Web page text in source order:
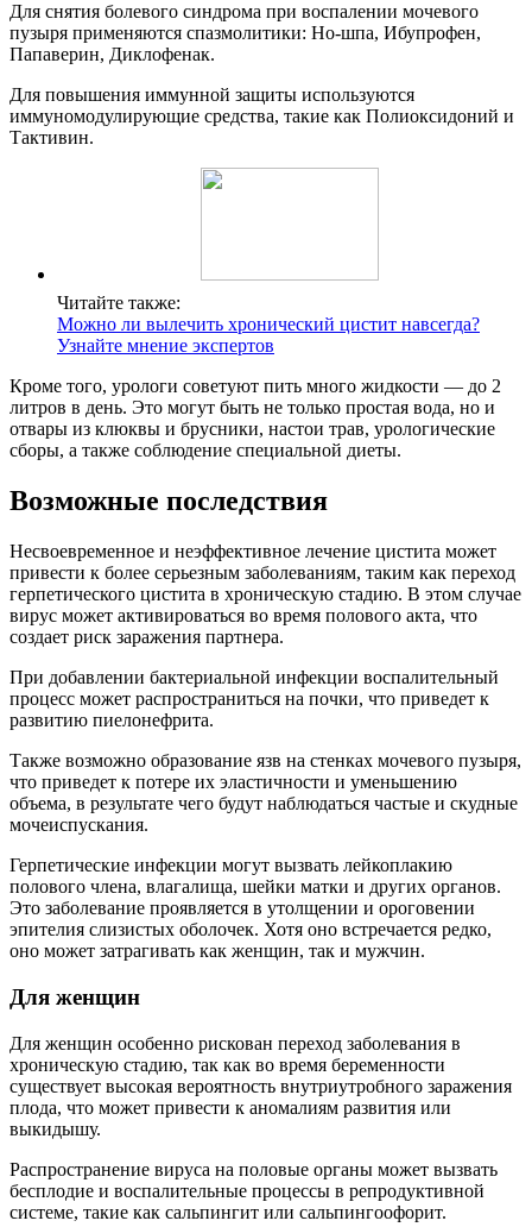
Для снятия болевого синдрома при воспалении мочевого
пузыря применяются спазмолитики: Но-шпа, Ибупрофен,
Папаверин, Диклофенак.
Для повышения иммунной защиты используются
иммуномодулирующие средства, такие как Полиоксидоний и
Тактивин.
Читайте также:
Можно ли вылечить хронический цистит навсегда?
Узнайте мнение экспертов
Кроме того, урологи советуют пить много жидкости — до 2
литров в день. Это могут быть не только простая вода, но и
отвары из клюквы и брусники, настои трав, урологические
сборы, а также соблюдение специальной диеты.
Возможные последствия
Несвоевременное и неэффективное лечение цистита может
привести к более серьезным заболеваниям, таким как переход
герпетического цистита в хроническую стадию. В этом случае
вирус может активироваться во время полового акта, что
создает риск заражения партнера.
При добавлении бактериальной инфекции воспалительный
процесс может распространиться на почки, что приведет к
развитию пиелонефрита.
Также возможно образование язв на стенках мочевого пузыря,
что приведет к потере их эластичности и уменьшению
объема, в результате чего будут наблюдаться частые и скудные
мочеиспускания.
Герпетические инфекции могут вызвать лейкоплакию
полового члена, влагалища, шейки матки и других органов.
Это заболевание проявляется в утолщении и ороговении
эпителия слизистых оболочек. Хотя оно встречается редко,
оно может затрагивать как женщин, так и мужчин.
Для женщин
Для женщин особенно рискован переход заболевания в
хроническую стадию, так как во время беременности
существует высокая вероятность внутриутробного заражения
плода, что может привести к аномалиям развития или
выкидышу.
Распространение вируса на половые органы может вызвать
бесплодие и воспалительные процессы в репродуктивной
системе, такие как сальпингит или сальпингоофорит.